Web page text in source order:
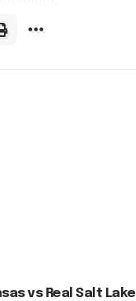
vs Real Salt Lake